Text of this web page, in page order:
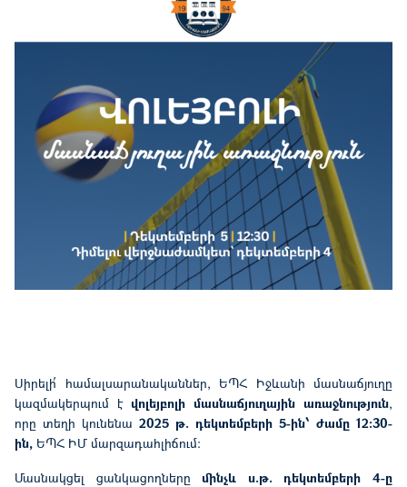
Սիրելի՛ համալսարանականներ, ԵՊՀ Իջևանի մասնաճյուղը
կազմակերպում է վոլեյբոլի մասնաճյուղային առաջնություն,
որը տեղի կունենա 2025 թ. դեկտեմբերի 5-ին՝ ժամը 12:30-
ին, ԵՊՀ ԻՄ մարզադահլիճում:
Մասնակցել ցանկացողները մինչև ս.թ. դեկտեմբերի 4-ը